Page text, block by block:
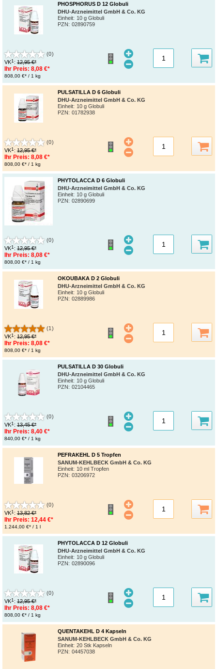
PHOSPHORUS D 12 Globuli
DHU-Arzneimittel GmbH & Co. KG
Einheit: 10 g Globuli
PZN: 02890759
(0)
VK1 : 12,95 €*
Ihr Preis: 8,08 €*
808,00 €* / 1 kg
PULSATILLA D 6 Globuli
DHU-Arzneimittel GmbH & Co. KG
Einheit: 10 g Globuli
PZN: 01782938
(0)
VK1 : 12,95 €*
Ihr Preis: 8,08 €*
808,00 €* / 1 kg
PHYTOLACCA D 6 Globuli
DHU-Arzneimittel GmbH & Co. KG
Einheit: 10 g Globuli
PZN: 02890699
(0)
VK1 : 12,95 €*
Ihr Preis: 8,08 €*
808,00 €* / 1 kg
OKOUBAKA D 2 Globuli
DHU-Arzneimittel GmbH & Co. KG
Einheit: 10 g Globuli
PZN: 02889986
(1)
VK1 : 12,95 €*
Ihr Preis: 8,08 €*
808,00 €* / 1 kg
PULSATILLA D 30 Globuli
DHU-Arzneimittel GmbH & Co. KG
Einheit: 10 g Globuli
PZN: 02104465
(0)
VK1 : 13,45 €*
Ihr Preis: 8,40 €*
840,00 €* / 1 kg
PEFRAKEHL D 5 Tropfen
SANUM-KEHLBECK GmbH & Co. KG
Einheit: 10 ml Tropfen
PZN: 03206972
(0)
VK1 : 13,82 €*
Ihr Preis: 12,44 €*
1.244,00 €* / 1 l
PHYTOLACCA D 12 Globuli
DHU-Arzneimittel GmbH & Co. KG
Einheit: 10 g Globuli
PZN: 02890096
(0)
VK1 : 12,95 €*
Ihr Preis: 8,08 €*
808,00 €* / 1 kg
QUENTAKEHL D 4 Kapseln
SANUM-KEHLBECK GmbH & Co. KG
Einheit: 20 Stk Kapseln
PZN: 04457038